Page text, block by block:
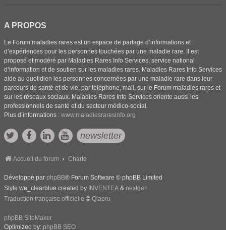
A PROPOS
Le Forum maladies rares est un espace de partage d’informations et
d’expériences pour les personnes touchées par une maladie rare. Il est
proposé et modéré par Maladies Rares Info Services, service national
d’information et de soutien sur les maladies rares. Maladies Rares Info Services
aide au quotidien les personnes concernées par une maladie rare dans leur
parcours de santé et de vie, par téléphone, mail, sur le Forum maladies rares et
sur les réseaux sociaux. Maladies Rares Info Services oriente aussi les
professionnels de santé et du secteur médico-social.
Plus d’informations : www.maladiesraresinfo.org
newsletter
Accueil du forum Charte
Développé par phpBB® Forum Software © phpBB Limited
Style we_clearblue created by INVENTEA & nextgen
Traduction française officielle © Qiaeru
phpBB SiteMaker
Optimized by: phpBB SEO